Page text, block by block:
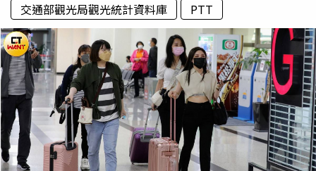
交通部觀光局觀光統計資料庫
PTT